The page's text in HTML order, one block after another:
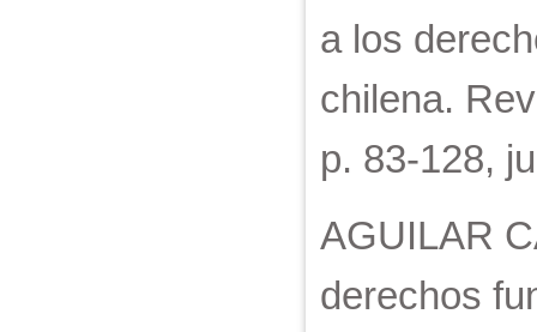
a los
chilena.
p. 83-128,
AGUILAR
derechos